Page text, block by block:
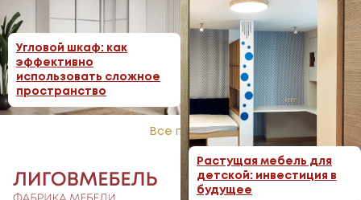
Антресоли и верхние
секции: дополнительное
место для хранения
Угловой шкаф: как
эффективно
использовать сложное
пространство
Растущая мебель для
детской: инвестиция в
будущее
Все посты